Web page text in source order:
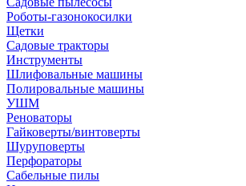
Роботы-газонокосилки
Щетки
Садовые тракторы
Инструменты
Шлифовальные машины
Полировальные машины
УШМ
Реноваторы
Гайковерты/винтоверты
Шуруповерты
Перфораторы
Сабельные пилы